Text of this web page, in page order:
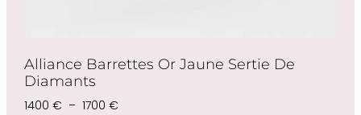
Alliance Barrettes Or Jaune Sertie De
Diamants
1400 € – 1700 €